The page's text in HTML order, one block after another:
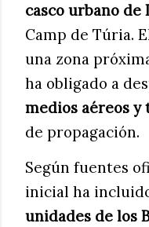
casco urbano de
Camp de Túria.
una zona
ha obligado a
medios aéreos
de propagación.
Según fuentes
inicial ha
unidades de los